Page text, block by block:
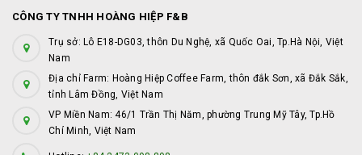
CÔNG TY TNHH HOÀNG HIỆP F&B
Trụ sở: Lô E18-DG03, thôn Du Nghệ, xã Quốc Oai, Tp.Hà Nội, Việt
Nam
Địa chỉ Farm: Hoàng Hiệp Coffee Farm, thôn đắk Sơn, xã Đắk Sắk,
tỉnh Lâm Đồng, Việt Nam
VP Miền Nam: 46/1 Trần Thị Năm, phường Trung Mỹ Tây, Tp.Hồ
Chí Minh, Việt Nam